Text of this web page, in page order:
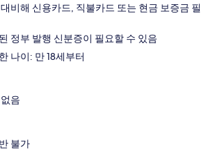
비해 신용카드, 직불카드 또는 현금 보증금 필
정부 발행 신분증이 필요할 수 있음
나이: 만 18세부터
음
불가